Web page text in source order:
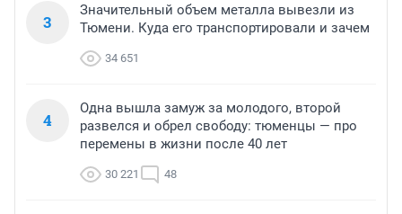
3
Значительный объем металла вывезли из
Тюмени. Куда его транспортировали и зачем
34 651
4
Одна вышла замуж за молодого, второй
развелся и обрел свободу: тюменцы — про
перемены в жизни после 40 лет
30 221 48